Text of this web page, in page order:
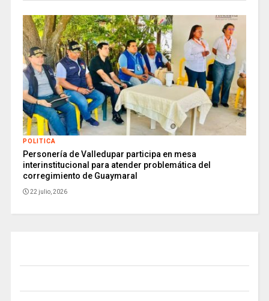
POLITICA
Personería de Valledupar participa en mesa
interinstitucional para atender problemática del
corregimiento de Guaymaral
22 julio, 2026